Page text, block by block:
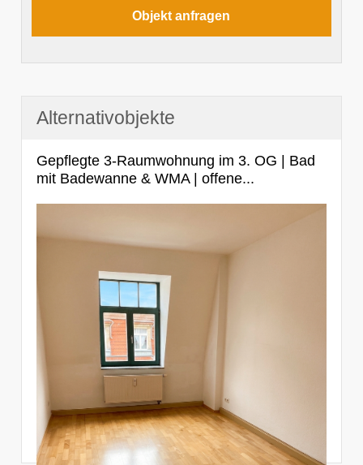
Alternativobjekte
Gepflegte 3-Raumwohnung im 3. OG | Bad
mit Badewanne & WMA | offene...